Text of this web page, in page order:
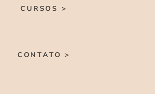
CURSOS >
CONTATO >